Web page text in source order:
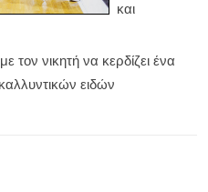
και
τον νικητή να κερδίζει ένα
ειδών